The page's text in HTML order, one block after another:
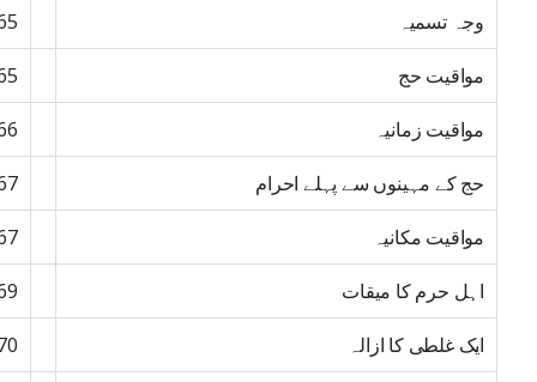
وجہ تسمیہ
مواقیت حج
مواقیت زمانیہ
حج کے مہینوں سے پہلے احرام
مواقیت مکانیہ
اہل حرم کا میقات
ایک غلطی کا ازالہ